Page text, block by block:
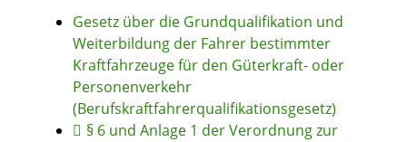
Gesetz über die Grundqualifikation und
Weiterbildung der Fahrer bestimmter
Kraftfahrzeuge für den Güterkraft- oder
Personenverkehr
(Berufskraftfahrerqualifikationsgesetz)
§ 6 und Anlage 1 der Verordnung zur